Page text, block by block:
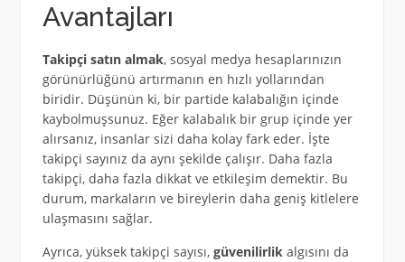
Avantajları
Takipçi satın almak, sosyal medya hesaplarınızın
görünürlüğünü artırmanın en hızlı yollarından
biridir. Düşünün ki, bir partide kalabalığın içinde
kaybolmuşsunuz. Eğer kalabalık bir grup içinde yer
alırsanız, insanlar sizi daha kolay fark eder. İşte
takipçi sayınız da aynı şekilde çalışır. Daha fazla
takipçi, daha fazla dikkat ve etkileşim demektir. Bu
durum, markaların ve bireylerin daha geniş kitlelere
ulaşmasını sağlar.
Ayrıca, yüksek takipçi sayısı, güvenilirlikalgısını da